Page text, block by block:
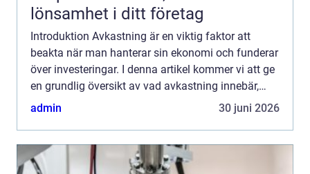
lönsamhet i ditt företag
Introduktion Avkastning är en viktig faktor att
beakta när man hanterar sin ekonomi och funderar
över investeringar. I denna artikel kommer vi att ge
en grundlig översikt av vad avkastning innebär,
vilka olika typer av avkastning som finns, samt hur
admin 30 juni 2026